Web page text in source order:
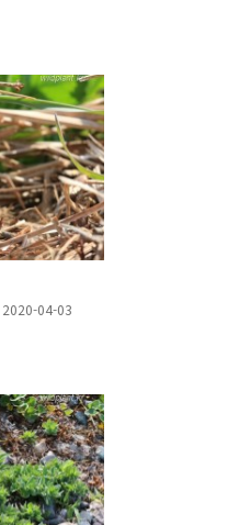
2020-04-03